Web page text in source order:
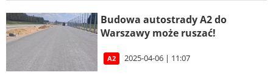
Budowa autostrady A2 do
Warszawy może ruszać!
A2 2025-04-06 | 11:07